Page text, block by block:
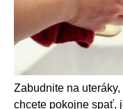
Zabudnite na
chcete pokojne spať,